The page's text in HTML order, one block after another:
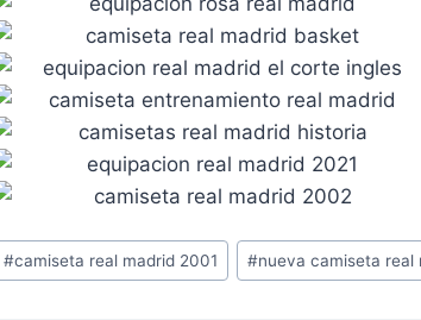
#camiseta real madrid 2001 #nueva camiseta real